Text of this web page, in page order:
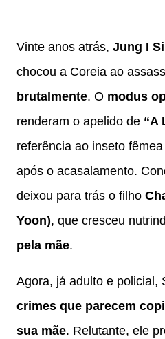
Vinte anos atrás, Jung I
chocou a Coreia ao
brutalmente. O modus
renderam o apelido de “A
referência ao inseto
após o acasalamento.
deixou para trás o filho
Yoon), que cresceu
pela mãe.
Agora, já adulto e policial,
crimes que parecem
sua mãe. Relutante, ele